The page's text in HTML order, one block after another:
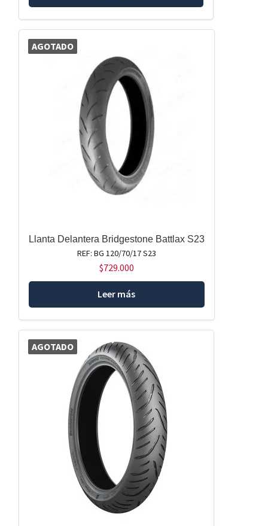
AGOTADO
Llanta Delantera Bridgestone Battlax S23
REF: BG 120/70/17 S23
$729.000
Leer más
AGOTADO